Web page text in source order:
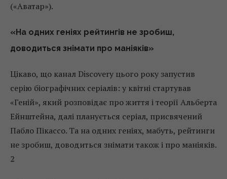
(«Аватар»).
«На одних геніях рейтингів не зробиш,
доводиться знімати про маніяків»
Цікаво, що канал Discovery цього року запустив
серію біографічних серіалів: у квітні стартував
«Геній», який розповідає про життя і теорії Альберта
Ейнштейна, далі планується серіал, присвячений
Пабло Пікассо. Та на одних геніях, мабуть, рейтинги
не зробиш, доводиться знімати також і про маніяків.
2